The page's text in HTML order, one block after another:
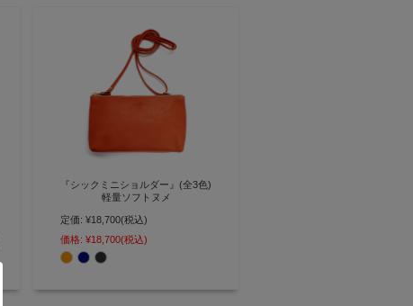
『シックミニショルダー』(全3色)
軽量ソフトヌメ
普段使いに丁度いい 長財布が入る
横型ミニショルダー【AGILITY
affa(アジリティアッファ)】(0835)
定価: ¥18,700(税込)
価格: ¥18,700(税込)